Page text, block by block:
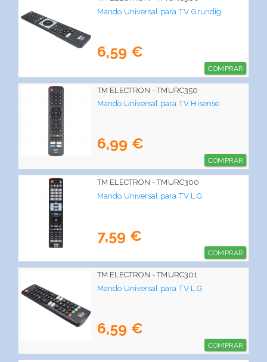
Mando Universal para TV Grundig
6,59 €
COMPRAR
TM ELECTRON - TMURC350
Mando Universal para TV Hisense
6,99 €
COMPRAR
TM ELECTRON - TMURC300
Mando Universal para TV LG
7,59 €
COMPRAR
TM ELECTRON - TMURC301
Mando Universal para TV LG
6,59 €
COMPRAR